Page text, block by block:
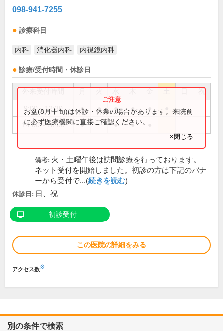
098-941-7255
診療科目
内科 消化器内科 内視鏡内科
診療/受付時間・休診日
祝
9:00～12:30 ● ● ● ● ●
14:00～18:00 ● ● ●
お盆(8月中旬)は休診・休業の場合があります。来院前
に必ず医療機関に直接ご確認ください。
×閉じる
備考: 火・土曜午後は訪問診療を行っております。
ネット受付を開始しました。初診の方は下記のバナ
ーから受付で...(続きを読む)
休診日: 日、祝
初診受付
この医院の詳細をみる
アクセス数※
別の条件で検索